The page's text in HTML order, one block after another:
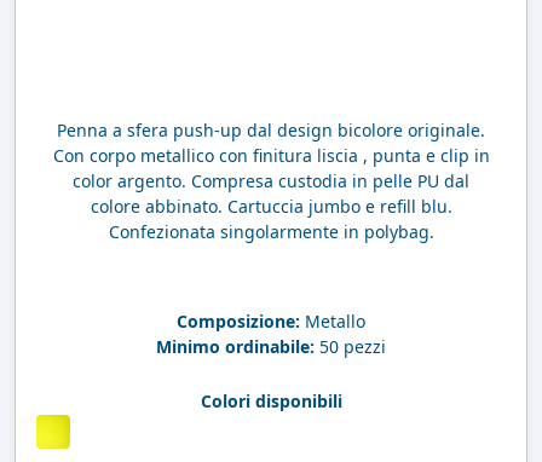
Penna a sfera push-up dal design bicolore originale.
Con corpo metallico con finitura liscia , punta e clip in
color argento. Compresa custodia in pelle PU dal
colore abbinato. Cartuccia jumbo e refill blu.
Confezionata singolarmente in polybag.
Composizione: Metallo
Minimo ordinabile: 50 pezzi
Colori disponibili